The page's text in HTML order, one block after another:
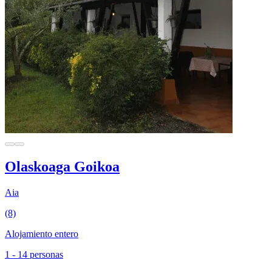
Olaskoaga Goikoa
Aia
(8)
Alojamiento entero
1 - 14 personas